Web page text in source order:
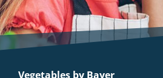
Vegetables by Bayer